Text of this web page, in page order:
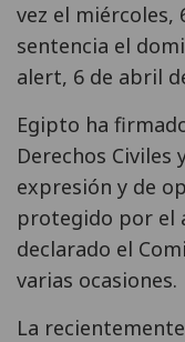
vez el miércoles,
sentencia el
alert, 6 de abril
Egipto ha
Derechos Civiles
expresión y de
protegido por el
declarado el
varias ocasiones.
La